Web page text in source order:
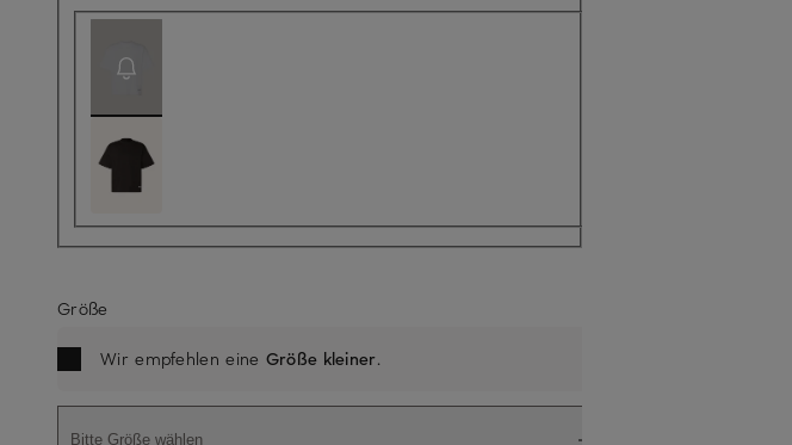
Größe
Wir empfehlen eine Größe kleiner.
Bitte Größe wählen